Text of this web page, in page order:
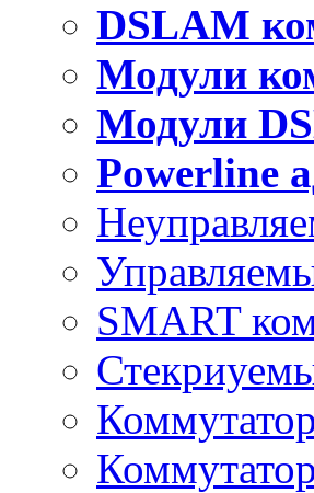
DSLAM
Модули
Модули
Powerline
SMART